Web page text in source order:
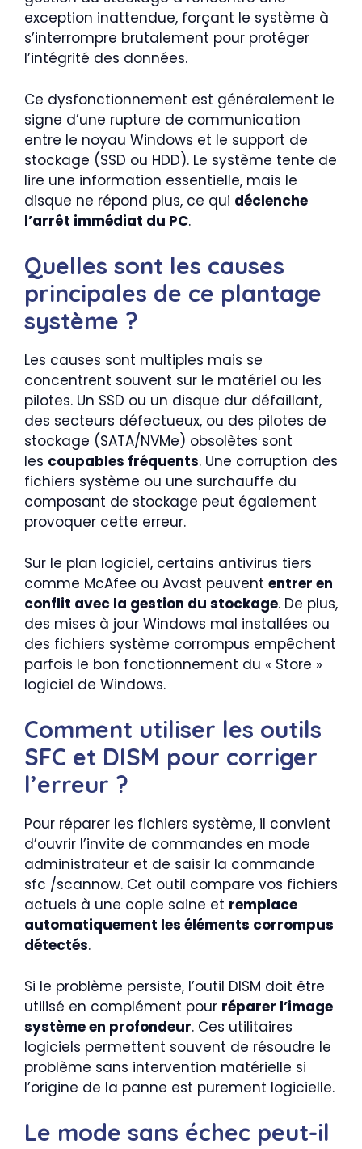
exception inattendue, forçant le système à
s’interrompre brutalement pour protéger
l’intégrité des données.
Ce dysfonctionnement est généralement le
signe d’une rupture de communication
entre le noyau Windows et le support de
stockage (SSD ou HDD). Le système tente de
lire une information essentielle, mais le
disque ne répond plus, ce qui déclenche
l’arrêt immédiat du PC.
Quelles sont les causes
principales de ce plantage
système ?
Les causes sont multiples mais se
concentrent souvent sur le matériel ou les
pilotes. Un SSD ou un disque dur défaillant,
des secteurs défectueux, ou des pilotes de
stockage (SATA/NVMe) obsolètes sont
les coupables fréquents. Une corruption des
fichiers système ou une surchauffe du
composant de stockage peut également
provoquer cette erreur.
Sur le plan logiciel, certains antivirus tiers
comme McAfee ou Avast peuvent entrer en
conflit avec la gestion du stockage. De plus,
des mises à jour Windows mal installées ou
des fichiers système corrompus empêchent
parfois le bon fonctionnement du « Store »
logiciel de Windows.
Comment utiliser les outils
SFC et DISM pour corriger
l’erreur ?
Pour réparer les fichiers système, il convient
d’ouvrir l’invite de commandes en mode
administrateur et de saisir la commande
sfc /scannow. Cet outil compare vos fichiers
actuels à une copie saine et remplace
automatiquement les éléments corrompus
détectés.
Si le problème persiste, l’outil DISM doit être
utilisé en complément pour réparer l’image
système en profondeur. Ces utilitaires
logiciels permettent souvent de résoudre le
problème sans intervention matérielle si
l’origine de la panne est purement logicielle.
Le mode sans échec peut-il